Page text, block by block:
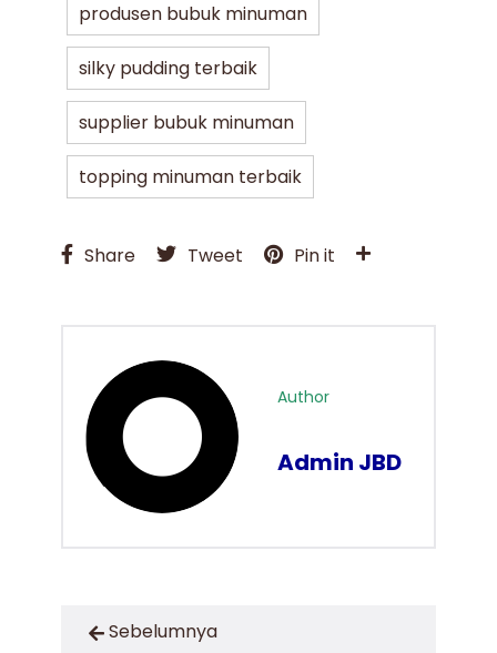
produsen bubuk minuman
silky pudding terbaik
supplier bubuk minuman
topping minuman terbaik
Share Tweet Pin it
Author
Admin JBD
Sebelumnya